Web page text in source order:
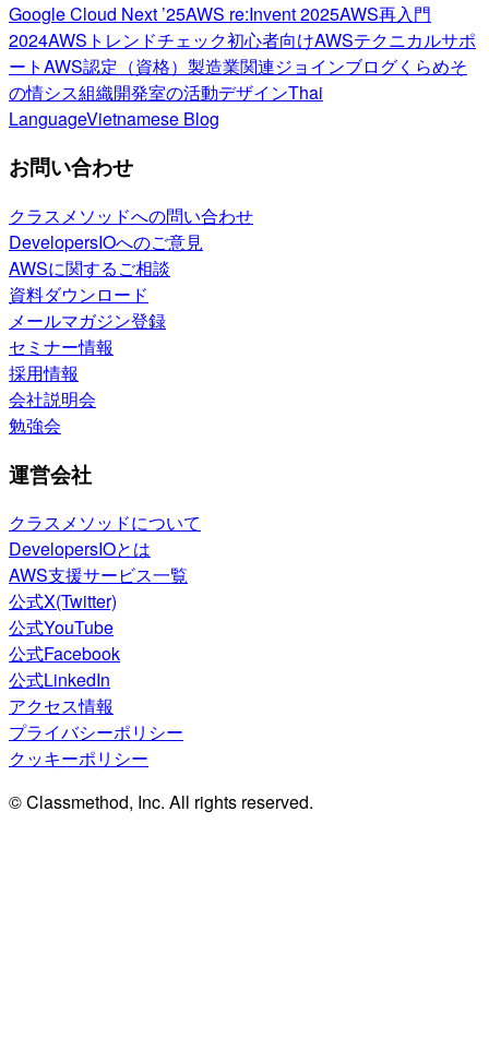
Google Cloud Next ’25AWS re:Invent 2025AWS再入門
2024AWSトレンドチェック初心者向けAWSテクニカルサポ
ートAWS認定（資格） 製造業関連ジョインブログくらめそ
の情シス組織開発室の活動デザインThai
LanguageVietnamese Blog
お問い合わせ
クラスメソッドへの問い合わせ
DevelopersIOへのご意見
AWSに関するご相談
資料ダウンロード
メールマガジン登録
セミナー情報
採用情報
会社説明会
勉強会
運営会社
クラスメソッドについて
DevelopersIOとは
AWS支援サービス一覧
公式X(Twitter)
公式YouTube
公式Facebook
公式LinkedIn
アクセス情報
プライバシーポリシー
クッキーポリシー
© Classmethod, Inc. All rights reserved.